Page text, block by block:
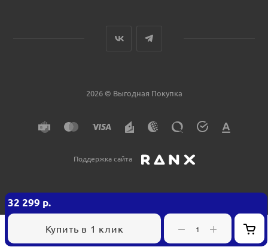
32 299 р.
Купить в 1 клик
2026 © Выгодная Покупка
Поддержка сайта